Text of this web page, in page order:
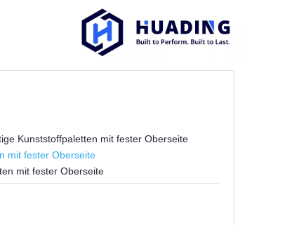
Kunststoffpaletten mit fester Oberseite
mit fester Oberseite
mit fester Oberseite